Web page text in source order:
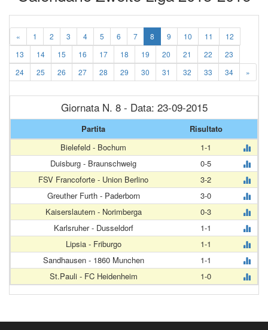
« 1 2 3 4 5 6 7 8 9 10 11
12
13
14 15 16 17 18 19 20 21 22
23
24
25 26 27 28 29 30 31 32 33 34 »
Giornata N. 8 - Data: 23-09-2015
Partita
Risultato
Bielefeld - Bochum
1-1
Duisburg - Braunschweig
0-5
FSV Francoforte - Union Berlino
3-2
Greuther Furth - Paderborn
3-0
Kaiserslautern - Norimberga
0-3
Karlsruher - Dusseldorf
1-1
Lipsia - Friburgo
1-1
Sandhausen - 1860 Munchen
1-1
St.Pauli - FC Heidenheim
1-0